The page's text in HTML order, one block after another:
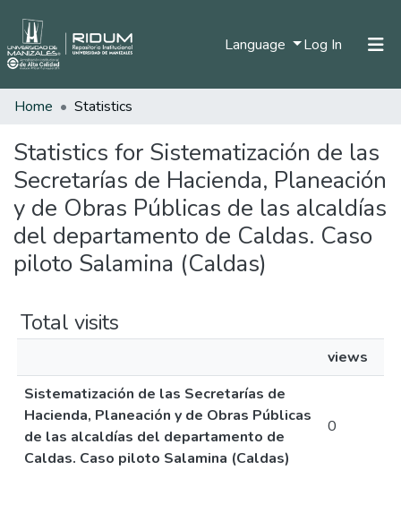
Language Log In (current)
Communities & Collections
All of DSpace
Home Statistics
Statistics for Sistematización de las
Secretarías de Hacienda, Planeación
y de Obras Públicas de las alcaldías
del departamento de Caldas. Caso
piloto Salamina (Caldas)
Total visits
views
Sistematización de las Secretarías de
Hacienda, Planeación y de Obras Públicas
de las alcaldías del departamento de
Caldas. Caso piloto Salamina (Caldas)
0